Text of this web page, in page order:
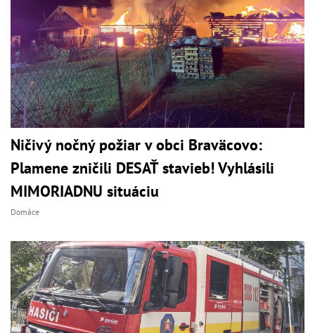
Ničivý nočný požiar v obci Braväcovo:
Plamene zničili DESAŤ stavieb! Vyhlásili
MIMORIADNU situáciu
Domáce